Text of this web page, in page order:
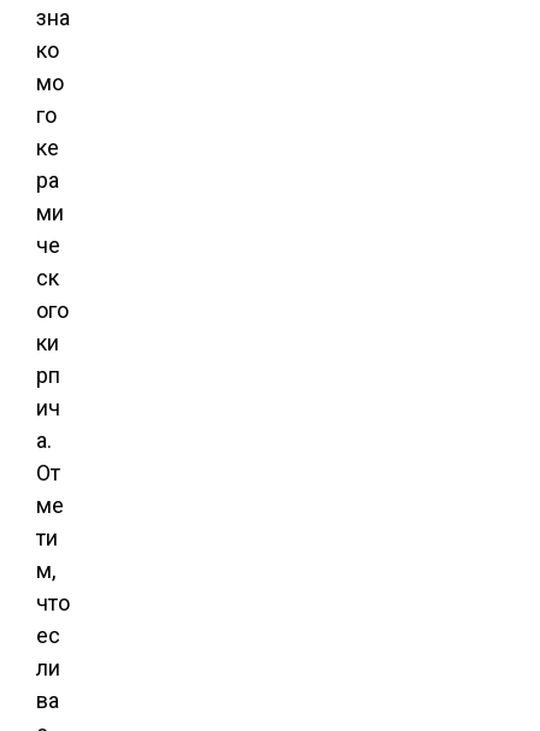
зна
ко
мо
го
ке
ра
ми
че
ск
ого
ки
рп
ич
а.
От
ме
ти
м,
что
ес
ли
ва